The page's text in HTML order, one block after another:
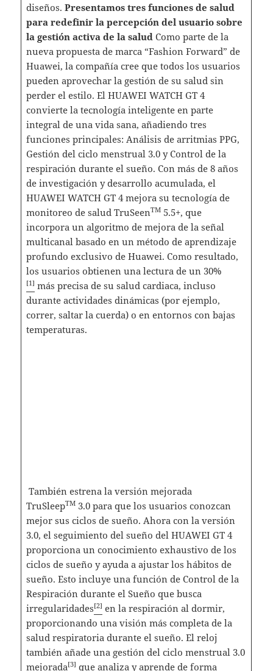
diseños. Presentamos tres funciones de salud
para redefinir la percepción del usuario sobre
la gestión activa de la salud Como parte de la
nueva propuesta de marca “Fashion Forward” de
Huawei, la compañía cree que todos los usuarios
pueden aprovechar la gestión de su salud sin
perder el estilo. El HUAWEI WATCH GT 4
convierte la tecnología inteligente en parte
integral de una vida sana, añadiendo tres
funciones principales: Análisis de arritmias PPG,
Gestión del ciclo menstrual 3.0 y Control de la
respiración durante el sueño. Con más de 8 años
de investigación y desarrollo acumulada, el
HUAWEI WATCH GT 4 mejora su tecnología de
monitoreo de salud TruSeenTM5.5+, que
incorpora un algoritmo de mejora de la señal
multicanal basado en un método de aprendizaje
profundo exclusivo de Huawei. Como resultado,
los usuarios obtienen una lectura de un 30%
[1] más precisa de su salud cardiaca, incluso
durante actividades dinámicas (por ejemplo,
correr, saltar la cuerda) o en entornos con bajas
temperaturas.
También estrena la versión mejorada
TruSleepTM3.0 para que los usuarios conozcan
mejor sus ciclos de sueño. Ahora con la versión
3.0, el seguimiento del sueño del HUAWEI GT 4
proporciona un conocimiento exhaustivo de los
ciclos de sueño y ayuda a ajustar los hábitos de
sueño. Esto incluye una función de Control de la
Respiración durante el Sueño que busca
irregularidades[2] en la respiración al dormir,
proporcionando una visión más completa de la
salud respiratoria durante el sueño. El reloj
también añade una gestión del ciclo menstrual 3.0
mejorada[3] que analiza y aprende de forma